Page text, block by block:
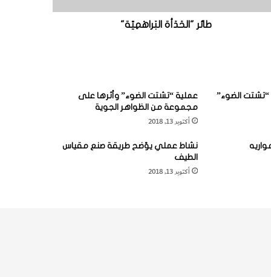
طائر "الحَدَأة البَراهْمِيّة"
الضوء”
عملية “تشتت الضوء” وأثرها على
مجموعة من الظواهر الجوية
أكتوبر 13, 2018
نشاط عملي يوّضح طريقة صنع مقياس
الطيف
أكتوبر 13, 2018